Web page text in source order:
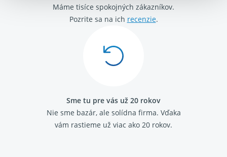
Máme tisíce spokojných zákazníkov.
Pozrite sa na ich recenzie.
Sme tu pre vás už 20 rokov
Nie sme bazár, ale solídna firma. Vďaka
vám rastieme už viac ako 20 rokov.